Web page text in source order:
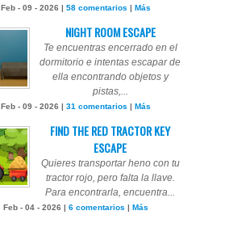
Feb - 09 - 2026 | 58 comentarios | Más
NIGHT ROOM ESCAPE
Te encuentras encerrado en el
dormitorio e intentas escapar de
ella encontrando objetos y
pistas,...
Feb - 09 - 2026 | 31 comentarios | Más
FIND THE RED TRACTOR KEY
ESCAPE
Quieres transportar heno con tu
tractor rojo, pero falta la llave.
Para encontrarla, encuentra...
Feb - 04 - 2026 | 6 comentarios | Más